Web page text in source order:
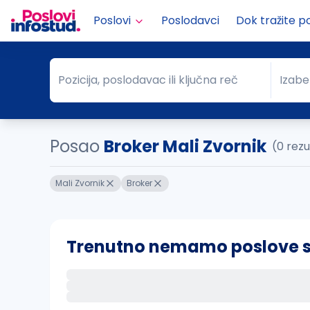
Poslovi Poslodavci Dok tražite
Pozicija, poslodavac ili ključna reč
Pozicija, poslodavac ili ključna reč Grad
Posao Broker Mali Zvornik (0
Mali Zvornik Broker
Trenutno nemamo poslove